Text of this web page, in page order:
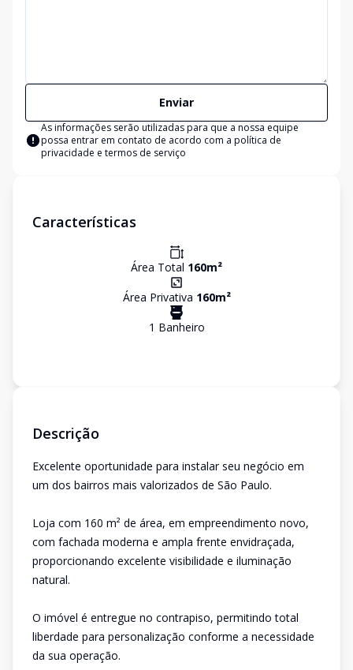
Enviar
As informações serão utilizadas para que a nossa equipe
possa entrar em contato de acordo com a política de
privacidade e termos de serviço
Características
Área Total 160m²
Área Privativa 160m²
1 Banheiro
Descrição
Excelente oportunidade para instalar seu negócio em
um dos bairros mais valorizados de São Paulo.
Loja com 160 m² de área, em empreendimento novo,
com fachada moderna e ampla frente envidraçada,
proporcionando excelente visibilidade e iluminação
natural.
O imóvel é entregue no contrapiso, permitindo total
liberdade para personalização conforme a necessidade
da sua operação.